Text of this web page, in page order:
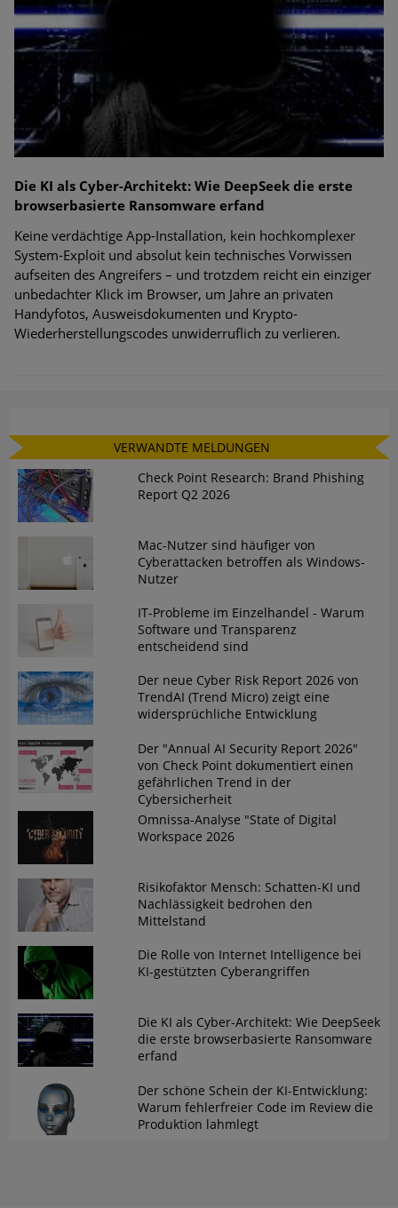
Die KI als Cyber-Architekt: Wie DeepSeek die erste
browserbasierte Ransomware erfand
Keine verdächtige App-Installation, kein hochkomplexer
System-Exploit und absolut kein technisches Vorwissen
aufseiten des Angreifers – und trotzdem reicht ein einziger
unbedachter Klick im Browser, um Jahre an privaten
Handyfotos, Ausweisdokumenten und Krypto-
Wiederherstellungscodes unwiderruflich zu verlieren.
VERWANDTE MELDUNGEN
Check Point Research: Brand Phishing
Report Q2 2026
Mac-Nutzer sind häufiger von
Cyberattacken betroffen als Windows-
Nutzer
IT-Probleme im Einzelhandel - Warum
Software und Transparenz
entscheidend sind
Der neue Cyber Risk Report 2026 von
TrendAI (Trend Micro) zeigt eine
widersprüchliche Entwicklung
Der "Annual AI Security Report 2026"
von Check Point dokumentiert einen
gefährlichen Trend in der
Cybersicherheit
Omnissa-Analyse "State of Digital
Workspace 2026
Risikofaktor Mensch: Schatten-KI und
Nachlässigkeit bedrohen den
Mittelstand
Die Rolle von Internet Intelligence bei
KI-gestützten Cyberangriffen
Die KI als Cyber-Architekt: Wie DeepSeek
die erste browserbasierte Ransomware
erfand
Der schöne Schein der KI-Entwicklung:
Warum fehlerfreier Code im Review die
Produktion lahmlegt